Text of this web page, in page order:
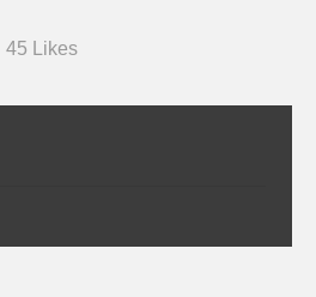
45 Likes